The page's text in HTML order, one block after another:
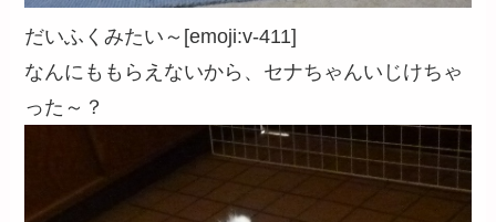
だいふくみたい～[emoji:v-411]
なんにももらえないから、セナちゃんいじけちゃ
った～？